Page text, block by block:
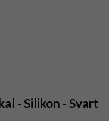
- Silikon - Svart